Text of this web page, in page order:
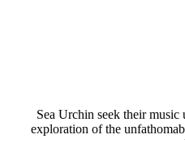
Sea Urchin seek their
exploration of the